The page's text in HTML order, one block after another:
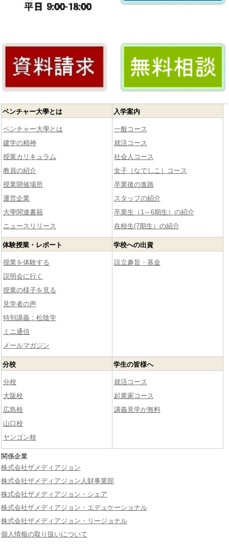
ベンチャー大學とは
ベンチャー大學とは
建学の精神
授業カリキュラム
教員の紹介
授業開催場所
運営企業
大學関連書籍
ニュースリリース
入学案内
一般コース
就活コース
社会人コース
女子（なでしこ）コース
卒業後の進路
スタッフの紹介
卒業生（1～6期生）の紹介
在校生(7期生）の紹介
体験授業・レポート
授業を体験する
説明会に行く
授業の様子を見る
見学者の声
特別講義：松陰学
ミニ通信
メールマガジン
学校への出資
設立趣旨・基金
分校
分校
大阪校
広島校
山口校
ヤンゴン校
学生の皆様へ
就活コース
起業家コース
講義見学が無料
関係企業
株式会社ザメディアジョン
株式会社ザメディアジョン人財事業部
株式会社ザメディアジョン・シェア
株式会社ザメディアジョン・エデュケーショナル
株式会社ザメディアジョン・リージョナル
個人情報の取り扱いについて